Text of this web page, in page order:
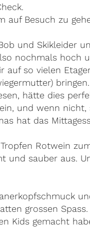
auf Besuch zu
und Skikleider
nochmals hoch
so vielen
hätte dies
und wenn
hat das
Rotwein
sauber aus.
grossen
Kids gemacht